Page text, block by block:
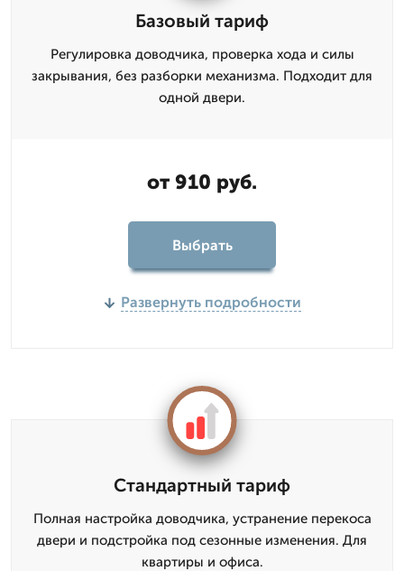
Базовый тариф
Регулировка доводчика, проверка хода и силы
закрывания, без разборки механизма. Подходит для
одной двери.
от 910 руб.
Выбрать
Развернуть подробности
Стандартный тариф
Полная настройка доводчика, устранение перекоса
двери и подстройка под сезонные изменения. Для
квартиры и офиса.